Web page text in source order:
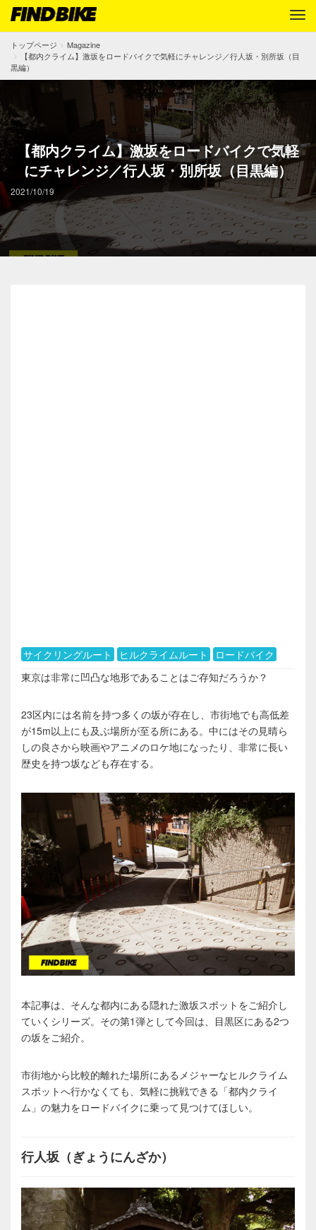
トップページ
Magazine
【都内クライム】激坂をロードバイクで気軽にチャレンジ／行人坂・別所坂（目
黒編）
【都内クライム】激坂をロードバイクで気軽
にチャレンジ／行人坂・別所坂（目黒編）
2021/10/19
サイクリングルート ヒルクライムルート
ロードバイク
東京は非常に凹凸な地形であることはご存知だろうか？
23区内には名前を持つ多くの坂が存在し、市街地でも高低差
が15m以上にも及ぶ場所が至る所にある。中にはその見晴ら
しの良さから映画やアニメのロケ地になったり、非常に長い
歴史を持つ坂なども存在する。
本記事は、そんな都内にある隠れた激坂スポットをご紹介し
ていくシリーズ。その第1弾として今回は、目黒区にある2つ
の坂をご紹介。
市街地から比較的離れた場所にあるメジャーなヒルクライム
スポットへ行かなくても、気軽に挑戦できる「都内クライ
ム」の魅力をロードバイクに乗って見つけてほしい。
行人坂（ぎょうにんざか）